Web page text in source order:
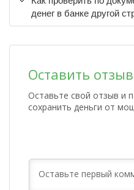
денег в банке другой
Оставить отзыв
Оставьте свой отзыв и
сохранить деньги от